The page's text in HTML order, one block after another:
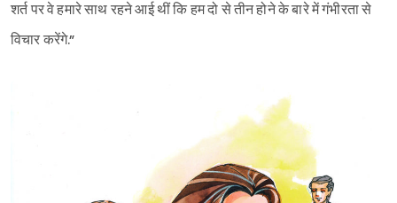
शर्त पर वे हमारे साथ रहने आई थीं कि हम दो से तीन होने के बारे में गंभीरता से
विचार करेंगे.”